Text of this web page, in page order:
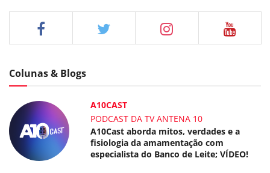
Colunas & Blogs
A10CAST
PODCAST DA TV ANTENA 10
A10Cast aborda mitos, verdades e a
fisiologia da amamentação com
especialista do Banco de Leite; VÍDEO!